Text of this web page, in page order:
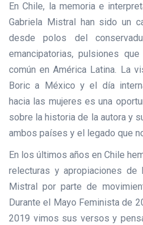
En Chile, la memoria e
Gabriela Mistral han sido un
desde polos del
emancipatorias, pulsiones
común en América Latina. La
Boric a México y el día
hacia las mujeres es una
sobre la historia de la autora y
ambos países y el legado que
En los últimos años en Chile
relecturas y apropiaciones
Mistral por parte de
Durante el Mayo Feminista de
2019 vimos sus versos y